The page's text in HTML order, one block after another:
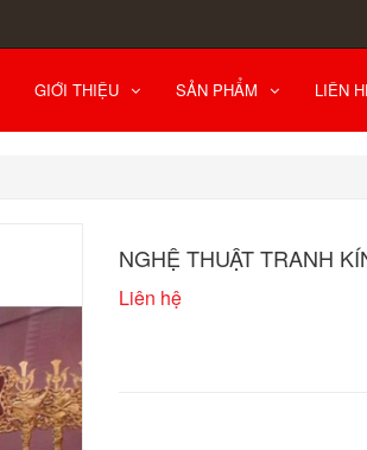
GIỚI THIỆU SẢN PHẨM LIÊN
NGHỆ THUẬT TRANH
Liên hệ